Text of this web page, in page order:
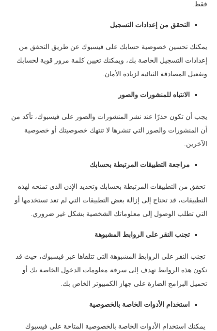
فقط.
التحقق من إعدادات التسجيل
يمكنك تحسين خصوصية حسابك على فيسبوك عن طريق التحقق من
إعدادات التسجيل الخاصة بك، ويمكنك تعيين كلمة مرور قوية لحسابك
وتفعيل المصادقة الثنائية لزيادة الأمان.
الانتباه للمنشورات والصور
يجب أن تكون حذرًا عند نشر المنشورات والصور على فيسبوك، تأكد من
أن المنشورات والصور التي تنشرها لا تنتهك خصوصيتك أو خصوصية
الآخرين.
مراجعة التطبيقات المرتبطة بحسابك
تحقق من التطبيقات المرتبطة بحسابك وتحديد الإذن الذي تمنحه لهذه
التطبيقات، قد تحتاج إلى إزالة بعض التطبيقات التي لم تعد تستخدمها أو
التي تطلب الوصول إلى معلوماتك الشخصية بشكل غير ضروري.
تجنب النقر على الروابط المشبوهة
تجنب النقر على الروابط المشبوهة التي تتلقاها عبر فيسبوك، حيث قد
تكون هذه الروابط تهدف إلى سرقة معلومات الدخول الخاصة بك أو
تحميل البرامج الضارة على جهاز الكمبيوتر الخاص بك.
استخدام الأدوات الخاصة بالخصوصية
يمكنك استخدام الأدوات الخاصة بالخصوصية المتاحة على فيسبوك